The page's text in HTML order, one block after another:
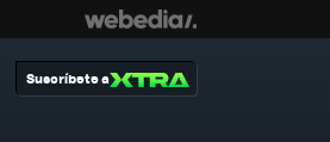
Suscríbete a